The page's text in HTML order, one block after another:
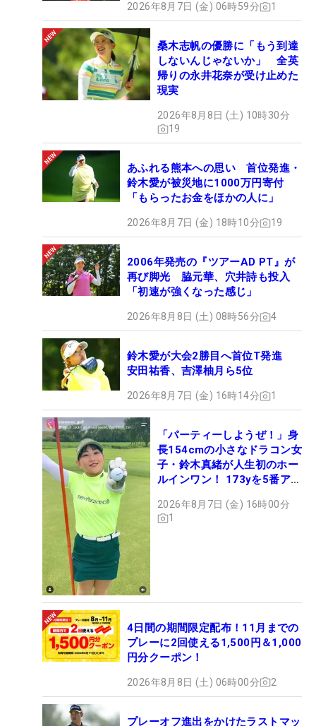
2026年8月7日 (金) 06時59分 1
桑木志帆の優勝に「もう到達
しないんじゃないか」 全英
帰りの永井花奈が受け止めた
現実
2026年8月8日 (土) 10時30分
19
あふれる熊本への思い 首位発進・
鈴木愛が被災地に1000万円寄付
「もらったお金をほかの人に」
2026年8月7日 (金) 18時10分 19
2006年発売の『ツアーAD PT』が
再び脚光 脇元華、穴井詩も投入
「初速が強くなった感じ」
2026年8月8日 (土) 08時56分 4
鈴木愛が大会2勝目へ首位T発進
安田祐香、吉澤柚月ら5位
2026年8月7日 (金) 16時14分 1
「パーティーしようぜ！」身
長154cmの小さなドラコン女
子・鈴木真緒が人生初のホー
ルインワン！ 173yを5番アイ
2026年8月7日 (金) 16時00分
1
4日間の期間限定配布！11月までの
プレーに2回使える1,500円＆1,000
円分クーポン！
2026年8月8日 (土) 06時00分 2
プレーオフ進出をかけたラストマッ